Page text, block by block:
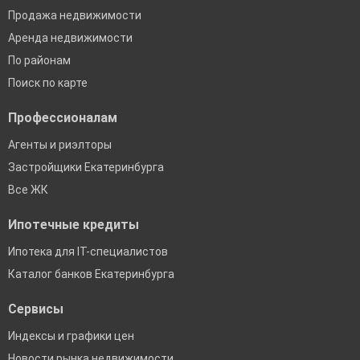
Продажа недвижимости
Аренда недвижимости
По районам
Поиск по карте
Профессионалам
Агенты и риэлторы
Застройщики Екатеринбурга
Все ЖК
Ипотечные кредиты
Ипотека для IT-специалистов
Каталог банков Екатеринбурга
Сервисы
Индексы и графики цен